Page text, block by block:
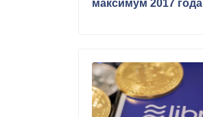
максимум 2017 года